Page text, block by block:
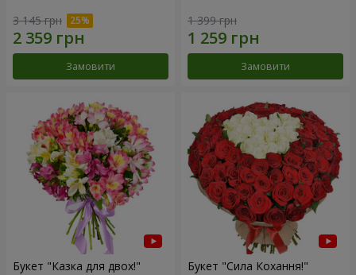
3 145 грн
Замовити
1 399 грн
Замовити
Букет "Казка для двох!" Букет "Сила Кохання!"